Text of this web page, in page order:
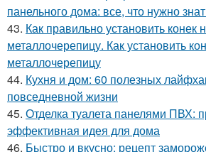
панельного дома: все, что нужно
43. Как правильно установить конек
металлочерепицу. Как установить
металлочерепицу
44. Кухня и дом: 60 полезных
повседневной жизни
45. Отделка туалета панелями ПВХ:
эффективная идея для дома
46. Быстро и вкусно: рецепт